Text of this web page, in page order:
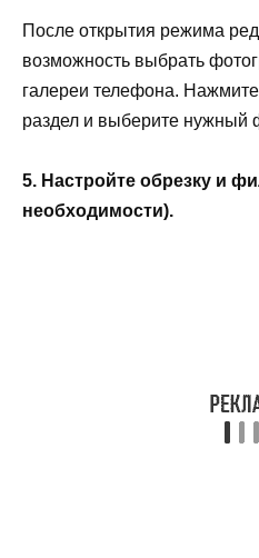
После открытия режима
возможность выбрать
галереи телефона.
раздел и выберите нужный
5. Настройте обрезку и
необходимости).